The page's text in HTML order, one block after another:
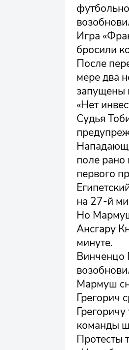
Игра
бросили
После
мере два
запущены
«Нет
Судья
поле рано
первого
на 27-й
Но Мармуш
Ансгару
минуте.
Винченцо
Мармуш
Грегорич
команды
Протесты